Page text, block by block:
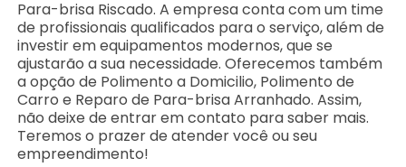
Para-brisa Riscado. A empresa conta com um time
de profissionais qualificados para o serviço, além de
investir em equipamentos modernos, que se
ajustarão a sua necessidade. Oferecemos também
a opção de Polimento a Domicilio, Polimento de
Carro e Reparo de Para-brisa Arranhado. Assim,
não deixe de entrar em contato para saber mais.
Teremos o prazer de atender você ou seu
empreendimento!